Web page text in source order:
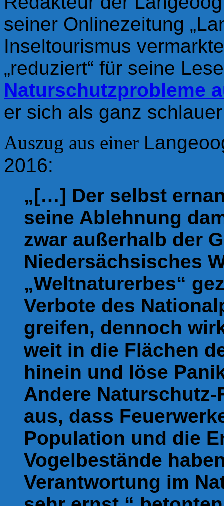
seiner Onlinezeitung
Inseltourismus
„reduziert“ für seine
Naturschutzprobleme
er sich als ganz
Auszug aus einer
2016:
„[…] Der selbst
seine Ablehnung
zwar außerhalb der
Niedersächsisches
„Weltnaturerbes“
Verbote des
greifen, dennoch
weit in die Flächen
hinein und löse
Andere
aus, dass
Population und die
Vogelbestände
Verantwortung im